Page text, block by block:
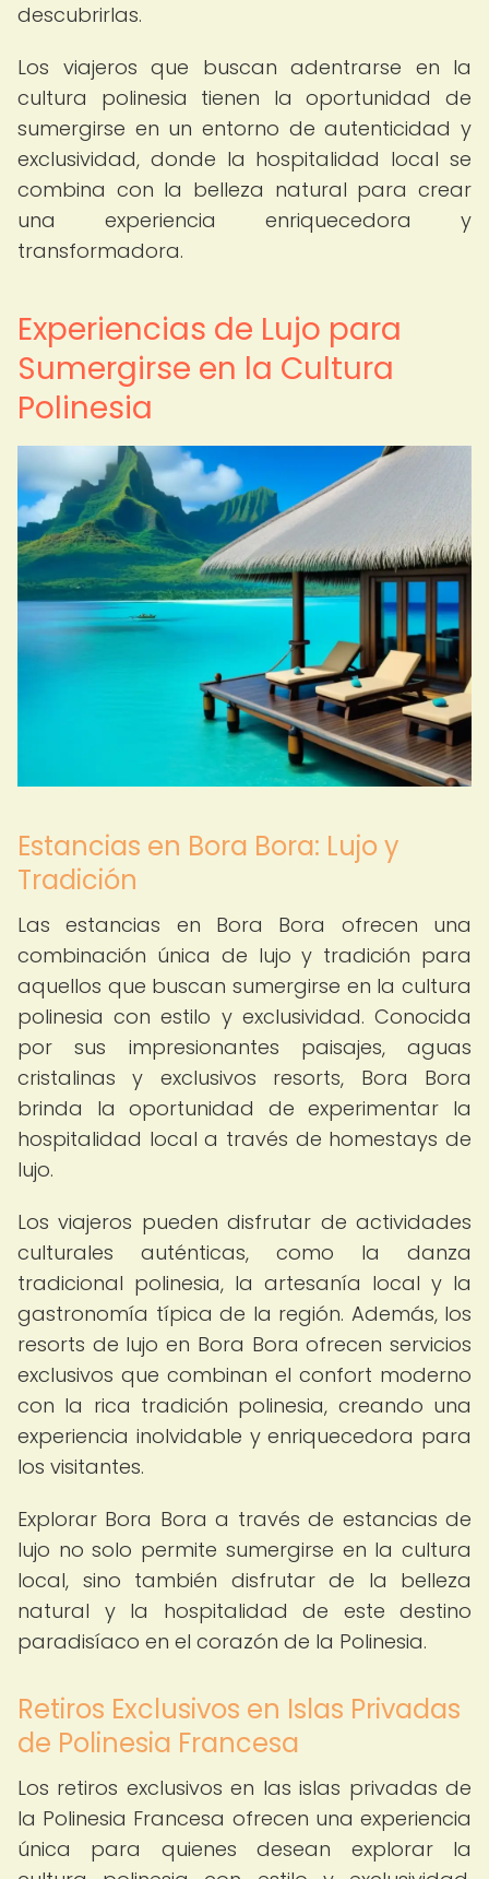
descubrirlas.
Los viajeros que buscan adentrarse en la
cultura polinesia tienen la oportunidad de
sumergirse en un entorno de autenticidad y
exclusividad, donde la hospitalidad local se
combina con la belleza natural para crear
una experiencia enriquecedora y
transformadora.
Experiencias de Lujo para
Sumergirse en la Cultura
Polinesia
Estancias en Bora Bora: Lujo y
Tradición
Las estancias en Bora Bora ofrecen una
combinación única de lujo y tradición para
aquellos que buscan sumergirse en la cultura
polinesia con estilo y exclusividad. Conocida
por sus impresionantes paisajes, aguas
cristalinas y exclusivos resorts, Bora Bora
brinda la oportunidad de experimentar la
hospitalidad local a través de homestays de
lujo.
Los viajeros pueden disfrutar de actividades
culturales auténticas, como la danza
tradicional polinesia, la artesanía local y la
gastronomía típica de la región. Además, los
resorts de lujo en Bora Bora ofrecen servicios
exclusivos que combinan el confort moderno
con la rica tradición polinesia, creando una
experiencia inolvidable y enriquecedora para
los visitantes.
Explorar Bora Bora a través de estancias de
lujo no solo permite sumergirse en la cultura
local, sino también disfrutar de la belleza
natural y la hospitalidad de este destino
paradisíaco en el corazón de la Polinesia.
Retiros Exclusivos en Islas Privadas
de Polinesia Francesa
Los retiros exclusivos en las islas privadas de
la Polinesia Francesa ofrecen una experiencia
única para quienes desean explorar la